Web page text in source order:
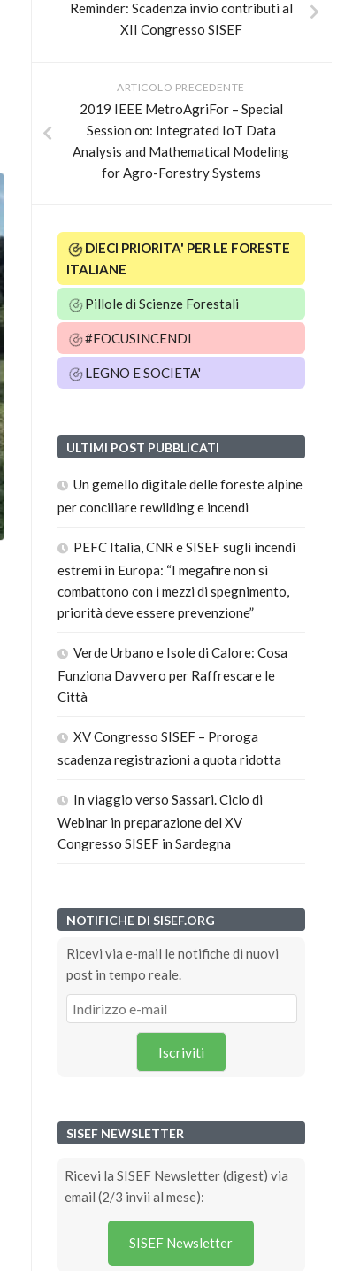
Reminder: Scadenza invio contributi al
XII Congresso SISEF
ARTICOLO PRECEDENTE
2019 IEEE MetroAgriFor – Special
Session on: Integrated IoT Data
Analysis and Mathematical Modeling
for Agro-Forestry Systems
DIECI PRIORITA' PER LE FORESTE
ITALIANE
Pillole di Scienze Forestali
#FOCUSINCENDI
LEGNO E SOCIETA'
ULTIMI POST PUBBLICATI
Un gemello digitale delle foreste alpine
per conciliare rewilding e incendi
PEFC Italia, CNR e SISEF sugli incendi
estremi in Europa: “I megafire non si
combattono con i mezzi di spegnimento,
priorità deve essere prevenzione”
Verde Urbano e Isole di Calore: Cosa
Funziona Davvero per Raffrescare le
Città
XV Congresso SISEF – Proroga
scadenza registrazioni a quota ridotta
In viaggio verso Sassari. Ciclo di
Webinar in preparazione del XV
Congresso SISEF in Sardegna
NOTIFICHE DI SISEF.ORG
Ricevi via e-mail le notifiche di nuovi
post in tempo reale.
Iscriviti
SISEF NEWSLETTER
Ricevi la SISEF Newsletter (digest) via
email (2/3 invii al mese):
SISEF Newsletter